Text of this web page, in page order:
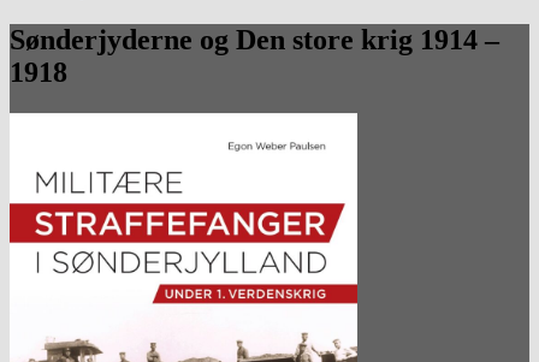
Sønderjyderne og Den store krig 1914 –
1918